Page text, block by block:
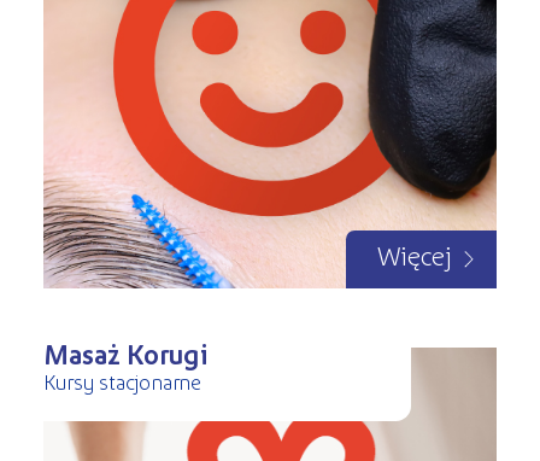
Więcej
Masaż Korugi
Kursy stacjonarne